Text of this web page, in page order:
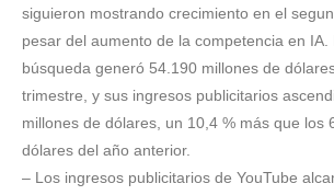
siguieron mostrando crecimiento en el
pesar del aumento de la competencia en IA.
búsqueda generó 54.190 millones de
trimestre, y sus ingresos publicitarios
millones de dólares, un 10,4 % más que los
dólares del año anterior.
– Los ingresos publicitarios de YouTube